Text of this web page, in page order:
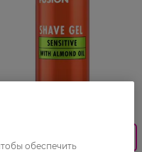
обеспечить